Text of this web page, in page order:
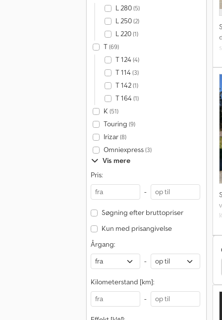
L 280(5)
L 250(2)
L 220(1)
T(69)
T 124(4)
T 114(3)
T 142(1)
T 164(1)
K (51)
Touring (9)
Irizar(8)
Omniexpress(3)
Vis mere
Pris:
-
Søgning efter bruttopriser
Kun med prisangivelse
Årgang:
-
Kilometerstand [km]:
-
/ Redskabsdel / Kran Palfinger Lastbiler